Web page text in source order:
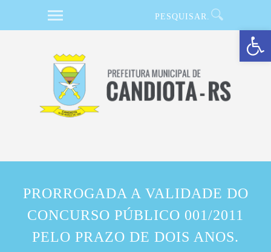
Barra de Ferramentas Aberta
PRORROGADA A VALIDADE DO
CONCURSO PÚBLICO 001/2011
PELO PRAZO DE DOIS ANOS.